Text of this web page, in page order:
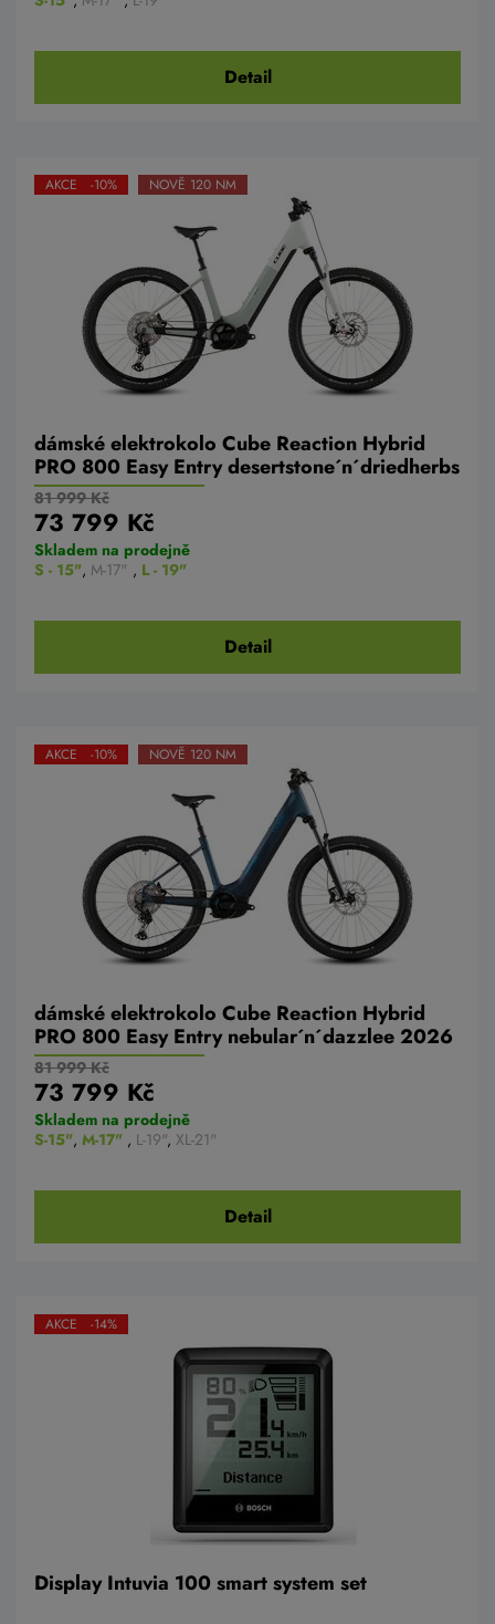
Detail
dámské elektrokolo Cube Reaction Hybrid
PRO 800 Easy Entry desertstone´n´driedherbs
2026
AKCE -10% NOVĚ 120 NM
81 999 Kč
73 799 Kč
Skladem na prodejně
S - 15", M-17" , L - 19"
Detail
dámské elektrokolo Cube Reaction Hybrid
PRO 800 Easy Entry nebular´n´dazzlee 2026
AKCE -10% NOVĚ 120 NM
81 999 Kč
73 799 Kč
Skladem na prodejně
S-15", M-17" , L-19", XL-21"
Detail
Display Intuvia 100 smart system set
AKCE -14%